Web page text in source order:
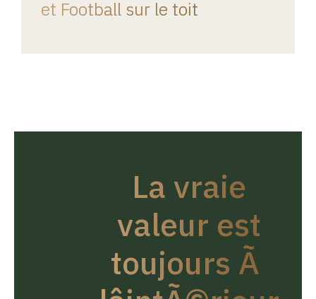
et Football sur le toit
La vraie
valeur est
toujours Ã